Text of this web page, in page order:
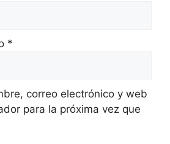
*
correo electrónico y web
para la próxima vez que